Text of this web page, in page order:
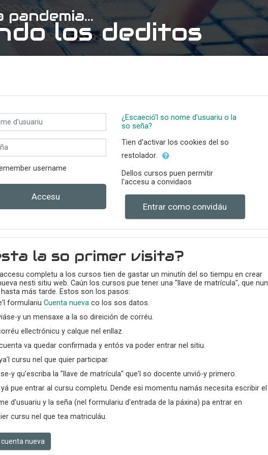
los deditos
d'usuariu
username
Accesu
¿Escaeció'l so nome d'usuariu o la
so seña?
Tien d'activar los cookies del so
restolador.
Dellos cursos puen permitir
l'accesu a convidaos
Entrar como convidáu
la so primer visita?
accesu completu a los cursos tien de gastar un minutín del so tiempu en crear
nesti sitiu web. Caún los cursos pue tener una "llave de matrícula", que nun
más tarde. Estos son los pasos:
formulariu Cuenta nueva co los sos datos.
y un mensaxe a la so direición de corréu.
ellectrónicu y calque nel enllaz.
va quedar confirmada y entós va poder entrar nel sitiu.
cursu nel que quier participar.
y qu'escriba la "llave de matrícula" que'l so docente unvió-y primero.
pue entrar al cursu completu. Dende esi momentu namás necesita escribir el
d'usuariu y la seña (nel formulariu d'entrada de la páxina) pa entrar en
cursu nel que tea matriculáu.
nueva